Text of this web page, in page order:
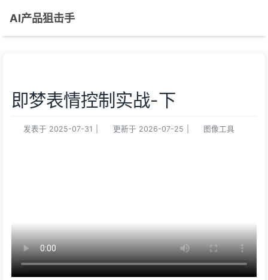
AI产品狙击手
即梦表情控制实战-下
发表于 2025-07-31 更新于 2026-07-25 图像工具